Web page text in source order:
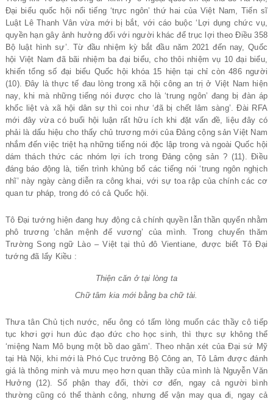
Đại biểu quốc hội nổi tiếng ‘trực ngôn’ thứ hai của Việt Nam, Tiến sĩ
Luật Lê Thanh Vân vừa mới bị bắt, với cáo buộc ‘Lợi dụng chức vụ,
quyền hạn gây ảnh hưởng đối với người khác để trục lợi theo Điều 358
Bộ luật hình sự’. Từ đầu nhiệm kỳ bắt đầu năm 2021 đến nay, Quốc
hội Việt Nam đã bãi nhiệm ba đại biểu, cho thôi nhiệm vụ 10 đại biểu,
khiến tổng số đại biểu Quốc hội khóa 15 hiện tại chỉ còn 486 người
(10). Đây là thực tế đau lòng trong xã hội công an trị ở Việt Nam hiện
nay, khi mà những tiếng nói được cho là ‘trung ngôn’ đang bị đàn áp
khốc liệt và xã hội dân sự thì coi như ‘đã bị chết lâm sàng’. Đài RFA
mới đây vừa có buổi hội luận rất hữu ích khi đặt vấn đề, liệu đây có
phải là dấu hiệu cho thấy chủ trương mới của Đảng cộng sản Việt Nam
nhắm đến việc triệt hạ những tiếng nói độc lập trong và ngoài Quốc hội
dám thách thức các nhóm lợi ích trong Đảng cộng sản ? (11). Điều
đáng báo động là, tiến trình khủng bố các tiếng nói ‘trung ngôn nghịch
nhĩ’ này ngày càng diễn ra công khai, với sự toa rập của chính các cơ
quan tư pháp, trong đó có cả Quốc hội.
Tô Đại tướng hiện đang huy động cả chính quyền lẫn thần quyển nhằm
phô trương ‘chân mệnh đế vương’ của mình. Trong chuyến thăm
Trường Song ngữ Lào – Việt tại thủ đô Vientiane, được biết Tô Đại
tướng đã lẩy Kiều :
Thiện căn ở tại lòng ta
Chữ tâm kia mới bằng ba chữ tài.
Thưa tân Chủ tịch nước, nếu ông có tấm lòng muốn các thầy cô tiếp
tục khơi gợi hun đúc đạo đức cho học sinh, thì thực sự không thể
‘miệng Nam Mô bụng một bồ dao găm’. Theo nhận xét của Đại sứ Mỹ
tại Hà Nội, khi mới là Phó Cục trưởng Bộ Công an, Tô Lâm được đánh
giá là thông minh và mưu mẹo hơn quan thầy của mình là Nguyễn Văn
Hưởng (12). Số phận thay đổi, thời cơ đến, ngay cả người bình
thường cũng có thể thành công, nhưng để vận may qua đi, ngay cả